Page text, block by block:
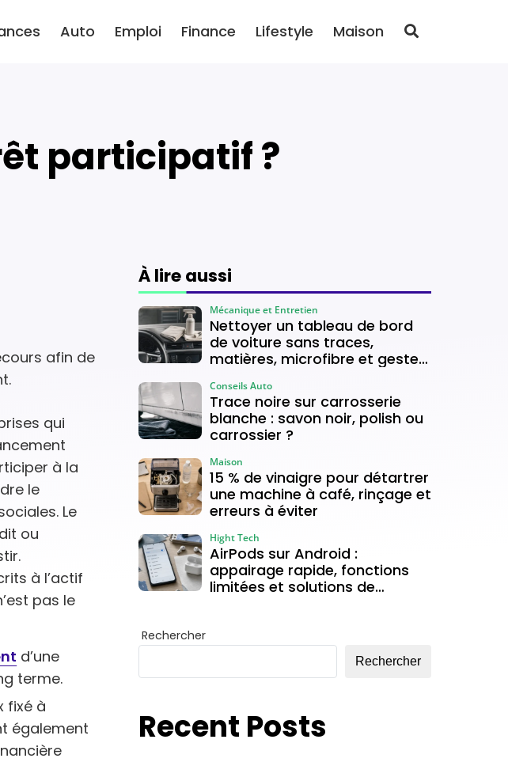
Auto Emploi Finance Lifestyle Maison
participatif ?
afin de
qui
à la
le
Le
ou
à l’actif
pas le
d’une
terme.
fixé à
également
À lire aussi
Nettoyer un tableau de bord
de voiture sans traces,
matières, microfibre et gestes
Mécanique et Entretien
Trace noire sur carrosserie
blanche : savon noir, polish ou
carrossier ?
Conseils Auto
15 % de vinaigre pour détartrer
une machine à café, rinçage et
erreurs à éviter
Maison
AirPods sur Android :
appairage rapide, fonctions
limitées et solutions de
Hight Tech
Rechercher
Rechercher
Recent Posts